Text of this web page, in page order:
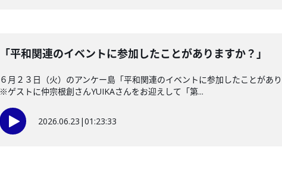
「平和関連のイベントに参加したことがありますか？」
６月２３日（火）のアンケー島「平和関連のイベントに参加したことがあ
※ゲストに仲宗根創さんYUIKAさんをお迎えして「第...
2026.06.23 |01:23:33